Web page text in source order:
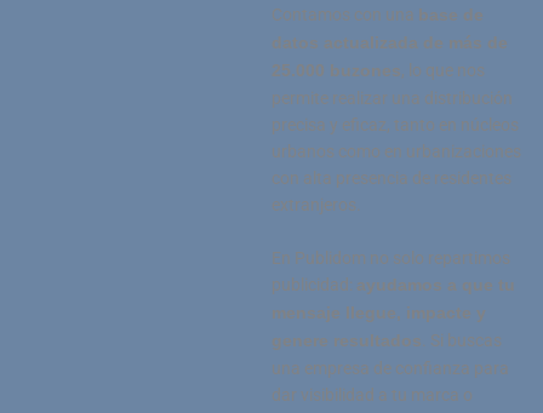
Contamos con una base de
datos actualizada de más de
25.000 buzones, lo que nos
permite realizar una distribución
precisa y eficaz, tanto en núcleos
urbanos como en urbanizaciones
con alta presencia de residentes
extranjeros.
En Publidom no solo repartimos
publicidad: ayudamos a que tu
mensaje llegue, impacte y
genere resultados. Si buscas
una empresa de confianza para
dar visibilidad a tu marca o